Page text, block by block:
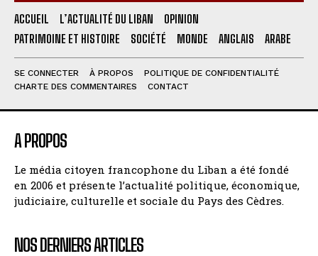
ACCUEIL L’ACTUALITÉ DU LIBAN
OPINION
PATRIMOINE ET HISTOIRE
SOCIÉTÉ MONDE ANGLAIS ARABE
SE CONNECTER À PROPOS
POLITIQUE DE CONFIDENTIALITÉ
CHARTE DES COMMENTAIRES
CONTACT
A PROPOS
Le média citoyen francophone du Liban a été fondé
en 2006 et présente l’actualité politique, économique,
judiciaire, culturelle et sociale du Pays des Cèdres.
NOS DERNIERS ARTICLES